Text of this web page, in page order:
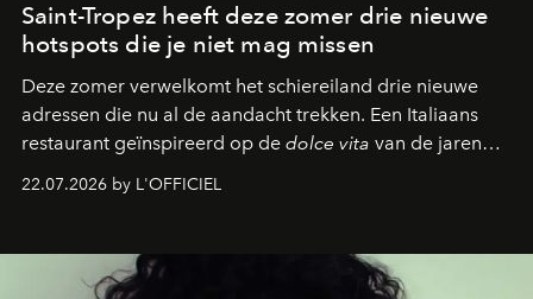
Saint-Tropez heeft deze zomer drie nieuwe
hotspots die je niet mag missen
Deze zomer verwelkomt het schiereiland drie nieuwe
adressen die nu al de aandacht trekken. Een Italiaans
restaurant geïnspireerd op de dolce vita van de jaren
zestig, een Japanse hotspot die na zonsondergang
verandert in een bruisende ontmoetingsplek en de
neerstrijkt in Saint-Tropez. Dit zijn de nieuwe adressen
die deze zomer de toon zetten, van lange lunches tot
22.07.2026 by L'OFFICIEL